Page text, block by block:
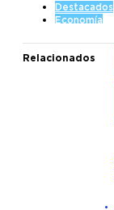
Destacados
Economía
Relacionados